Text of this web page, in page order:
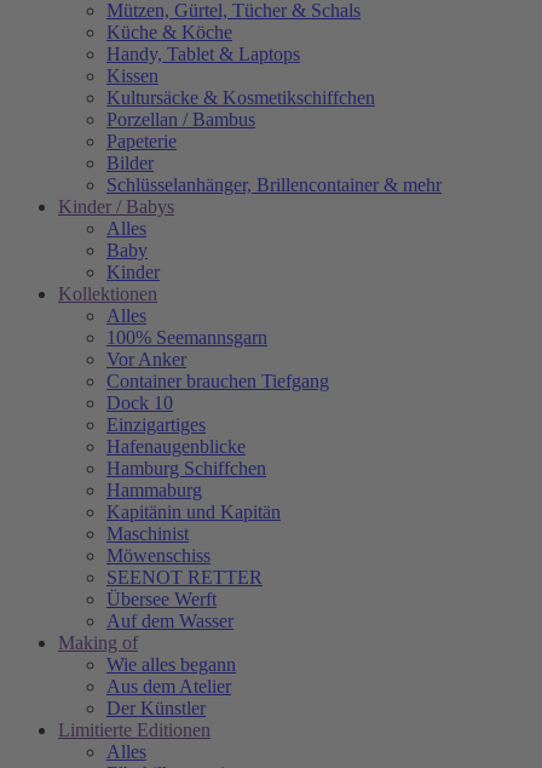
Mützen, Gürtel, Tücher & Schals
Küche & Köche
Handy, Tablet & Laptops
Kissen
Kultursäcke & Kosmetikschiffchen
Porzellan / Bambus
Papeterie
Bilder
Schlüsselanhänger, Brillencontainer & mehr
Kinder / Babys
Alles
Baby
Kinder
Kollektionen
Alles
100% Seemannsgarn
Vor Anker
Container brauchen Tiefgang
Dock 10
Einzigartiges
Hafenaugen­blicke
Hamburg Schiffchen
Hammaburg
Kapitänin und Kapitän
Maschinist
Möwenschiss
SEENOT RETTER
Übersee Werft
Auf dem Wasser
Making of
Wie alles begann
Aus dem Atelier
Der Künstler
Limitierte Editionen
Alles